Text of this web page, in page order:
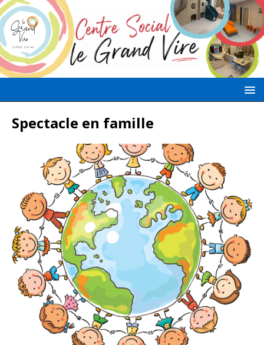
Spectacle en famille